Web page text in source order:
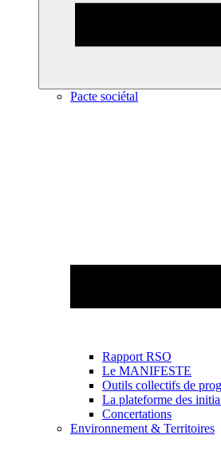
Pacte sociétal
Rapport RSO
Le MANIFESTE
Outils collectifs de
La plateforme des
Concertations
Environnement & Territoires